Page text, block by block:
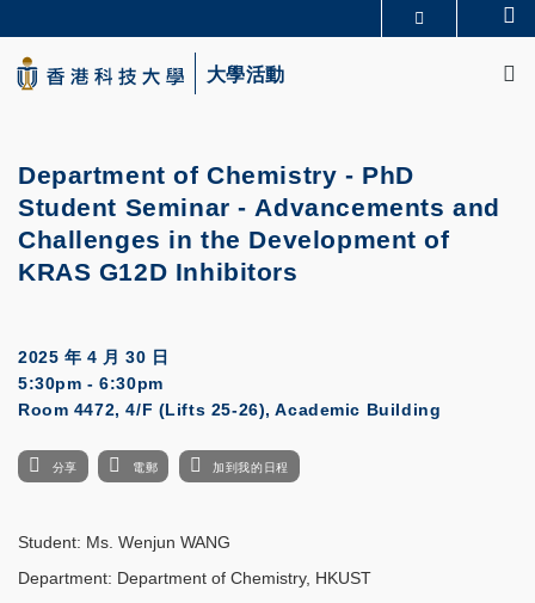
to
main
content
生活@科大
大學活動
Department of Chemistry - PhD
Student Seminar - Advancements and
Challenges in the Development of
KRAS G12D Inhibitors
2025 年 4 月 30 日
5:30pm - 6:30pm
Room 4472, 4/F (Lifts 25-26), Academic Building
分享 電郵 加到我的日程
Student: Ms. Wenjun WANG
Department: Department of Chemistry, HKUST